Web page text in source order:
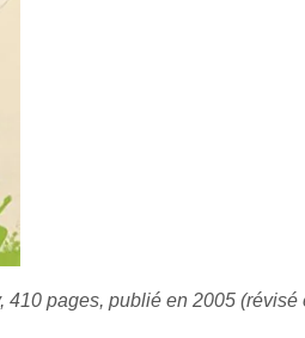
410 pages, publié en 2005 (révisé